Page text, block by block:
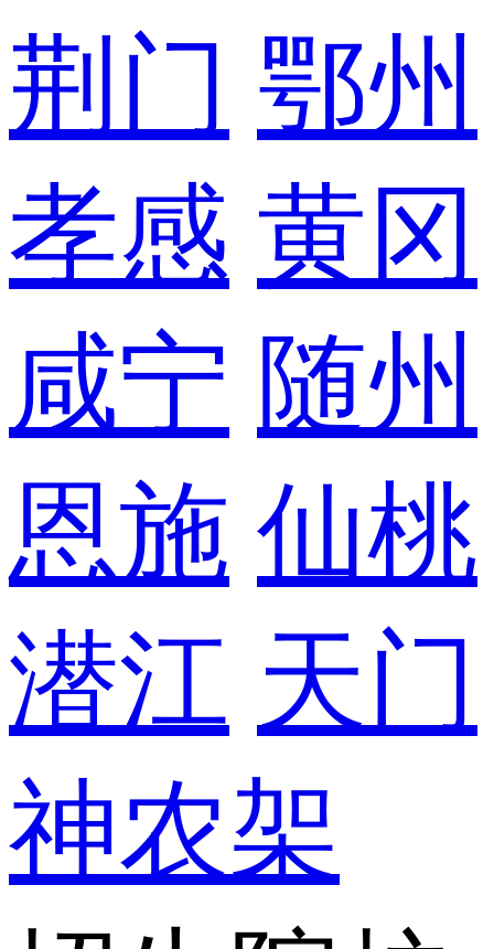
荆门 鄂州
孝感 黄冈
咸宁 随州
恩施 仙桃
潜江 天门
神农架